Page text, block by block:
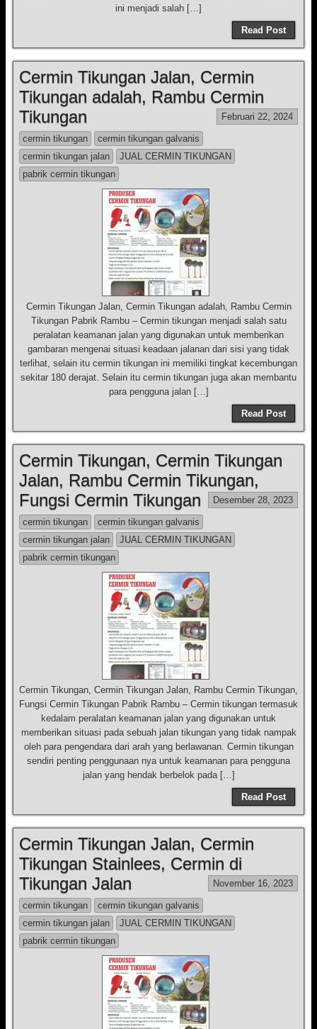
ini menjadi salah […]
Read Post
Cermin Tikungan Jalan, Cermin
Tikungan adalah, Rambu Cermin
Tikungan
Februari 22, 2024
cermin tikungan
cermin tikungan galvanis
cermin tikungan jalan
JUAL CERMIN TIKUNGAN
pabrik cermin tikungan
Cermin Tikungan Jalan, Cermin Tikungan adalah, Rambu Cermin
Tikungan Pabrik Rambu – Cermin tikungan menjadi salah satu
peralatan keamanan jalan yang digunakan untuk memberikan
gambaran mengenai situasi keadaan jalanan dari sisi yang tidak
terlihat, selain itu cermin tikungan ini memiliki tingkat kecembungan
sekitar 180 derajat. Selain itu cermin tikungan juga akan membantu
para pengguna jalan […]
Read Post
Cermin Tikungan, Cermin Tikungan
Jalan, Rambu Cermin Tikungan,
Fungsi Cermin Tikungan
Desember 28, 2023
cermin tikungan
cermin tikungan galvanis
cermin tikungan jalan
JUAL CERMIN TIKUNGAN
pabrik cermin tikungan
Cermin Tikungan, Cermin Tikungan Jalan, Rambu Cermin Tikungan,
Fungsi Cermin Tikungan Pabrik Rambu – Cermin tikungan termasuk
kedalam peralatan keamanan jalan yang digunakan untuk
memberikan situasi pada sebuah jalan tikungan yang tidak nampak
oleh para pengendara dari arah yang berlawanan. Cermin tikungan
sendiri penting penggunaan nya untuk keamanan para pengguna
jalan yang hendak berbelok pada […]
Read Post
Cermin Tikungan Jalan, Cermin
Tikungan Stainlees, Cermin di
Tikungan Jalan
November 16, 2023
cermin tikungan
cermin tikungan galvanis
cermin tikungan jalan
JUAL CERMIN TIKUNGAN
pabrik cermin tikungan